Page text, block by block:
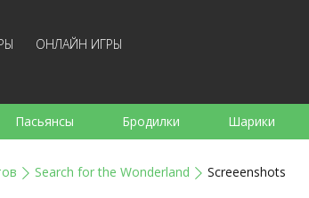
ОНЛАЙН ИГРЫ
Пасьянсы Бродилки Шарики
Search for the Wonderland Screeenshots